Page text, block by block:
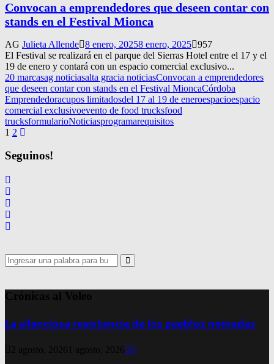
Convocan a emprendedores que deseen contar con
stands en el Festival Mionca
AG Julieta Allende 8 enero, 20258 enero, 2025 957
El Festival se realizará en el parque del Sierras Hotel entre el 17 y el
19 de enero y contará con un espacio comercial exclusivo...
20 marcasag noticiasalta gracia noticiasConvocan a emprendedores
que deseen contar con stands en el Festival MioncaCórdoba
Emprendedoracupos limitadosdel 17 al 19 de eneroespacioespacio
comercial exclusivoevento de food trucksfood
trucksformularioNoticiasprogramarequisitos
Navegación
de
entradas
1 2
Seguinos!
Search
for:
Search
Crónicas al Voleo
La silenciosa resistencia de los pueblos nómadas
2 agosto, 2026 1 agosto, 2026 0